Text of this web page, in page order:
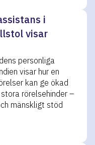
i
visar
personliga
visar hur en
kan ge ökad
rörelsehinder –
mänskligt stöd